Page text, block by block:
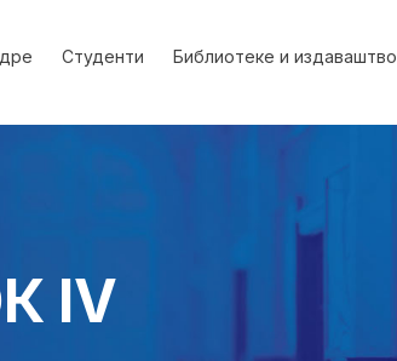
Студенти Библиотеке и издаваштво
IV